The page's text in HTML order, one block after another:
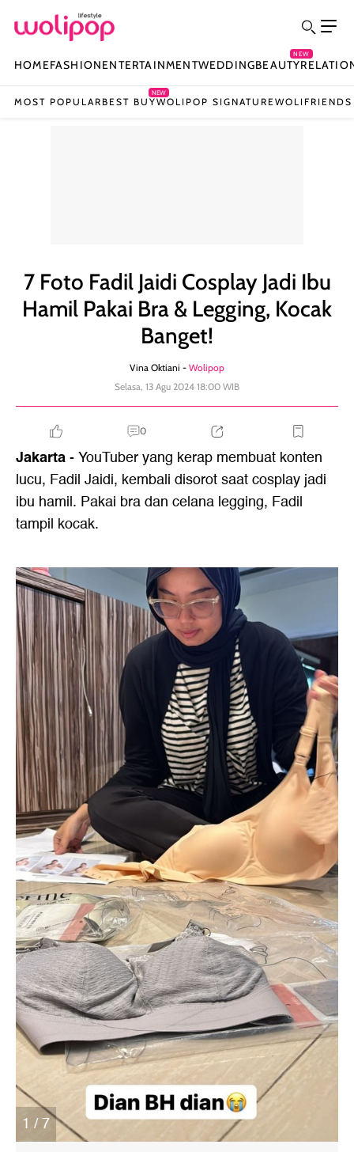
HOMEFASHIONENTERTAINMENTWEDDINGBEAUTY
NEW
MOST POPULAR BEST BUY
NEW
WOLIPOP SIGNATUREWOLIFRIENDS
7 Foto Fadil Jaidi Cosplay Jadi Ibu
Hamil Pakai Bra & Legging, Kocak
Banget!
Vina Oktiani - Wolipop
Selasa, 13 Agu 2024 18:00 WIB
0
Jakarta- YouTuber yang kerap membuat konten
lucu, Fadil Jaidi, kembali disorot saat cosplay jadi
ibu hamil. Pakai bra dan celana legging, Fadil
tampil kocak.
1 / 7